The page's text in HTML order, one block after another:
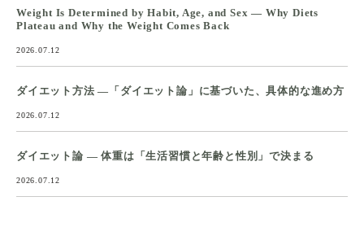
Weight Is Determined by Habit, Age, and Sex — Why Diets
Plateau and Why the Weight Comes Back
2026.07.12
ダイエット方法 ―「ダイエット論」に基づいた、具体的な進め方
2026.07.12
ダイエット論 ― 体重は「生活習慣と年齢と性別」で決まる
2026.07.12